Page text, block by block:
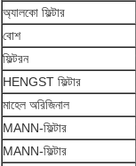
অ্যালকো ফিল্টার
বোশ
ফিল্টরন
HENGST ফিল্টার
মাহেল অরিজিনাল
MANN-ফিল্টার
MANN-ফিল্টার